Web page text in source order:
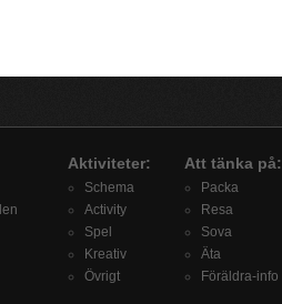
Aktiviteter:
Schema
Activity
Spel
Kreativ
Övrigt
Att tänka på:
Packa
Resa
Sova
Äta
Föräldra-info